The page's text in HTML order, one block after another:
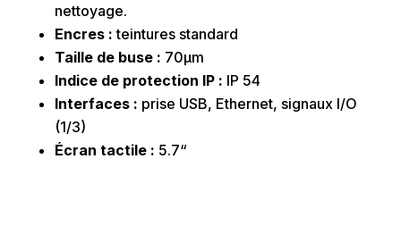
nettoyage.
Encres : teintures standard
Taille de buse : 70µm
Indice de protection IP : IP 54
Interfaces : prise USB, Ethernet, signaux I/O
(1/3)
Écran tactile : 5.7“